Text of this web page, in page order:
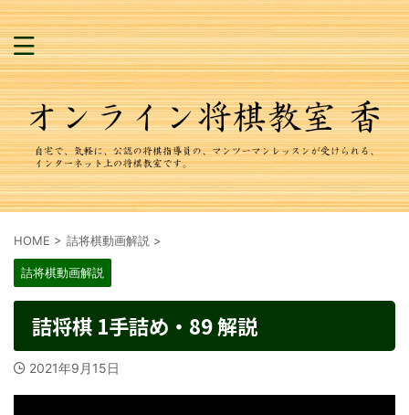
HOME > 詰将棋動画解説 >
詰将棋動画解説
詰将棋 1手詰め・89 解説
2021年9月15日